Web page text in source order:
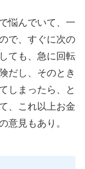
悩んでいて、一
で、すぐに次の
ても、急に回転
だし、そのとき
しまったら、と
、これ以上お金
意見もあり。